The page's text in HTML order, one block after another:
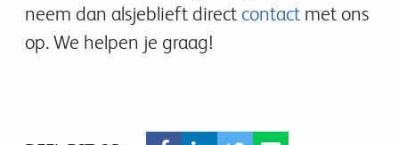
neem dan alsjeblieft direct contact met ons
op. We helpen je graag!